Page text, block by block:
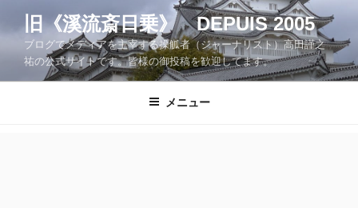
ツ
旧《溪流斎日乗》 DEPUIS 2005
ブログでメディアを主宰する操觚者（ジャーナリスト）高田謹之
祐の公式サイトです。皆様の御投稿を歓迎してます。
メニュー